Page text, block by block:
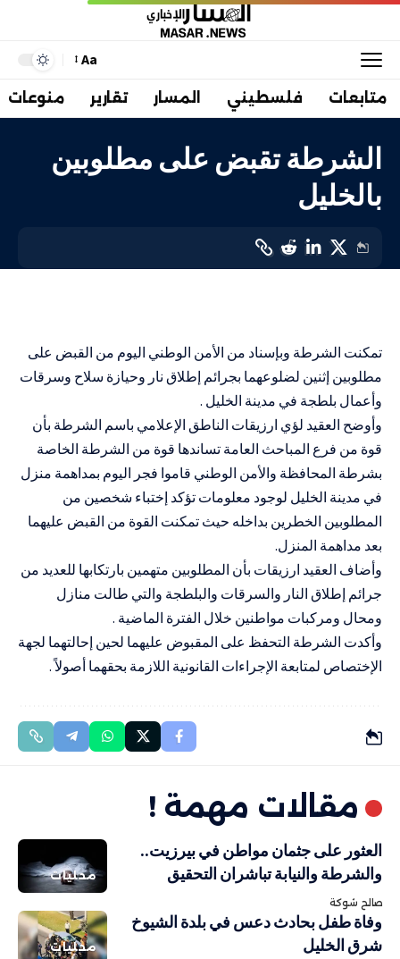
Aa
متابعات فلسطيني المسار تقارير منوعات
الشرطة تقبض على مطلوبين
بالخليل
تمكنت الشرطة وبإسناد من الأمن الوطني اليوم من القبض على
مطلوبين إثنين لضلوعهما بجرائم إطلاق نار وحيازة سلاح وسرقات
وأعمال بلطجة في مدينة الخليل .
وأوضح العقيد لؤي ارزيقات الناطق الإعلامي باسم الشرطة بأن
قوة من فرع المباحث العامة تساندها قوة من الشرطة الخاصة
بشرطة المحافظة والأمن الوطني قاموا فجر اليوم بمداهمة منزل
في مدينة الخليل لوجود معلومات تؤكد إختباء شخصين من
المطلوبين الخطرين بداخله حيث تمكنت القوة من القبض عليهما
بعد مداهمة المنزل.
وأضاف العقيد ارزيقات بأن المطلوبين متهمين بارتكابها للعديد من
جرائم إطلاق النار والسرقات والبلطجة والتي طالت منازل
ومحال ومركبات مواطنين خلال الفترة الماضية .
وأكدت الشرطة التحفظ على المقبوض عليهما لحين إحالتهما لجهة
الإختصاص لمتابعة الإجراءات القانونية اللازمة بحقهما أصولاً .
مقالات مهمة !
محليات
العثور على جثمان مواطن في بيرزيت..
والشرطة والنيابة تباشران التحقيق
صالح شوكة
محليات
وفاة طفل بحادث دعس في بلدة الشيوخ
شرق الخليل